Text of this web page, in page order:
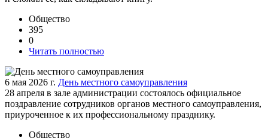
Общество
395
0
Читать полностью
6 мая 2026 г. День местного самоуправления
28 апреля в зале администрации состоялось официальное
поздравление сотрудников органов местного самоуправления,
приуроченное к их профессиональному празднику.
Общество